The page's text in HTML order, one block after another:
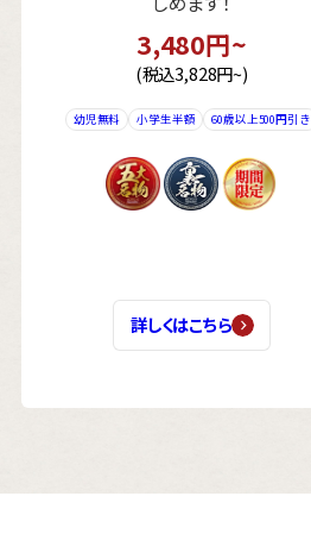
3,480円~
(税込3,828円~)
幼児無料 小学生半額 60歳以上500円引き
詳しくはこちら